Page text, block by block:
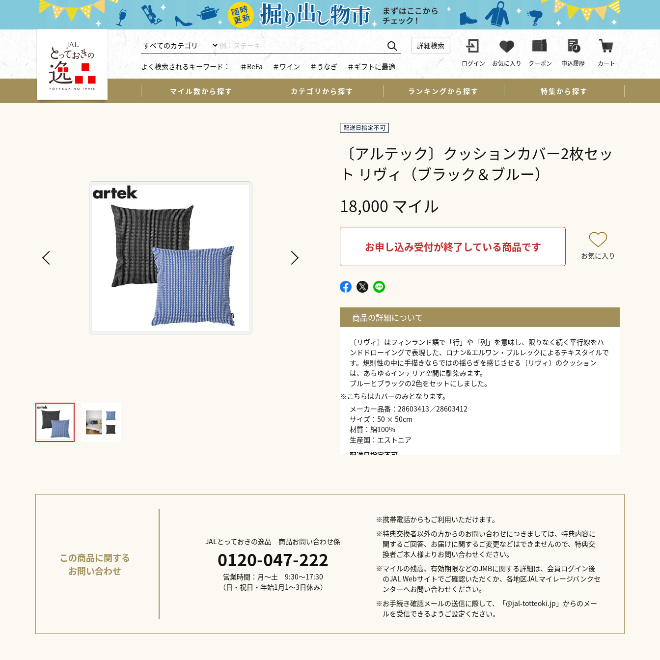
詳細検索
よく検索されるキーワード： ＃ReFa ＃ワイン ＃うなぎ ＃ギフトに最適 ログイン お気に入り クーポン 申込履歴 カート
マイル数から探す カテゴリから探す ランキングから探す 特集から探す
〔アルテック〕クッションカバー2枚セッ
ト リヴィ（ブラック＆ブルー）
18,000 マイル
お申し込み受付が終了している商品です
お気に入り
〔リヴィ〕はフィンランド語で「行」や「列」を意味し、限りなく続く平行線をハ
ンドドローイングで表現した、ロナン&エルワン・ブルレックによるテキスタイルで
す。規則性の中に手描きならではの揺らぎを感じさせる〔リヴィ〕のクッション
は、あらゆるインテリア空間に馴染みます。
ブルーとブラックの2色をセットにしました。
※ こちらはカバーのみとなります。
メーカー品番：28603413／28603412
サイズ：50 × 50cm
材質：綿100%
生産国：エストニア
配送日指定不可
この商品に関する
お問い合わせ
JALとっておきの逸品 商品お問い合わせ係
0120-047-222
営業時間：月～土 9:30～17:30
（日・祝日・年始1月1～3日休み）
※携帯電話からもご利用いただけます。
※特典交換者以外の方からのお問い合わせにつきましては、特典内容に
関するご回答、お届けに関するご変更などはできませんので、特典交
換者ご本人様よりお問い合わせください。
※マイルの残高、有効期限などのJMBに関する詳細は、会員ログイン後
のJAL Webサイトでご確認いただくか、各地区JALマイレージバンクセ
ンターへお問い合わせください。
※お手続き確認メールの送信に際して、「@jal-totteoki.jp」からのメー
ルを受信できるようご設定ください。